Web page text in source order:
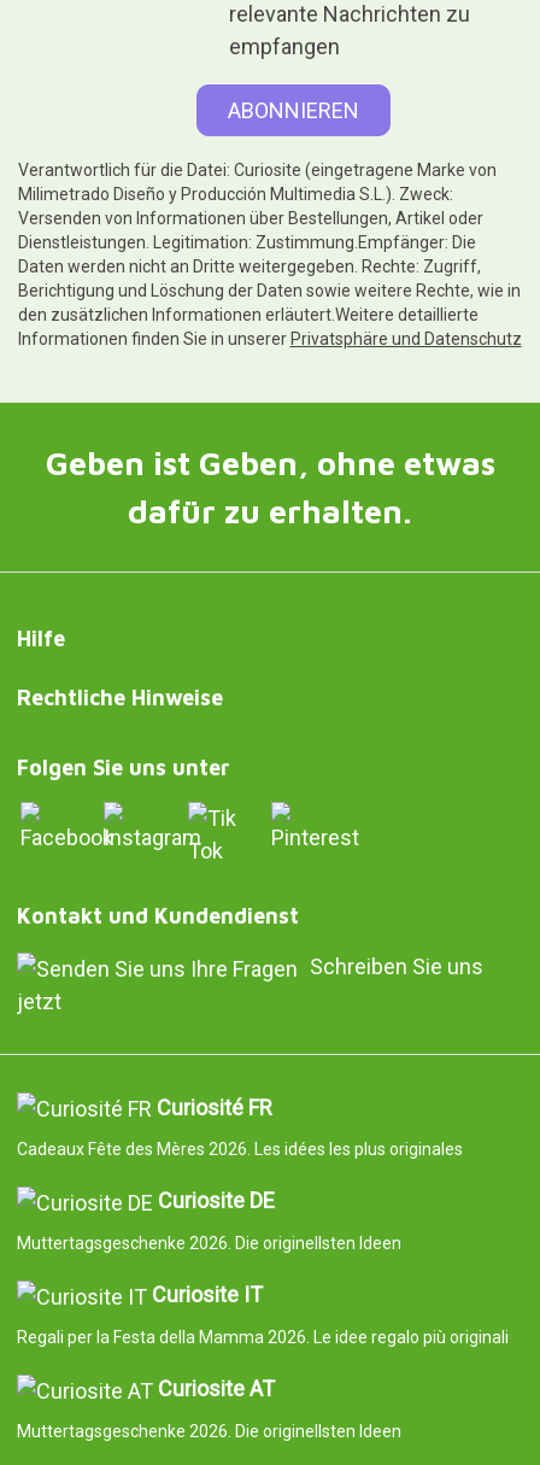
relevante Nachrichten zu
empfangen
Verantwortlich für die Datei: Curiosite (eingetragene Marke von
Milimetrado Diseño y Producción Multimedia S.L.). Zweck:
Versenden von Informationen über Bestellungen, Artikel oder
Dienstleistungen. Legitimation: Zustimmung.Empfänger: Die
Daten werden nicht an Dritte weitergegeben. Rechte: Zugriff,
Berichtigung und Löschung der Daten sowie weitere Rechte, wie in
den zusätzlichen Informationen erläutert.Weitere detaillierte
Informationen finden Sie in unserer Privatsphäre und Datenschutz
Geben ist Geben, ohne etwas
dafür zu erhalten.
Hilfe
Rechtliche Hinweise
Folgen Sie uns unter
Kontakt und Kundendienst
Schreiben Sie uns
jetzt
Curiosité FR
Cadeaux Fête des Mères 2026. Les idées les plus originales
Curiosite DE
Muttertagsgeschenke 2026. Die originellsten Ideen
Curiosite IT
Regali per la Festa della Mamma 2026. Le idee regalo più originali
Curiosite AT
Muttertagsgeschenke 2026. Die originellsten Ideen